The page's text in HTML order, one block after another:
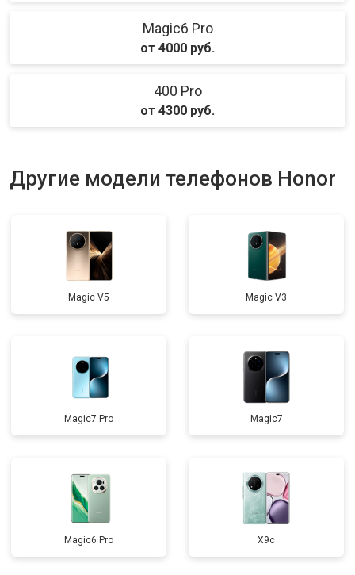
Magic6 Pro
от 4000 руб.
400 Pro
от 4300 руб.
Другие модели телефонов Honor
Magic V5 Magic V3
Magic7 Pro Magic7
Magic6 Pro X9c